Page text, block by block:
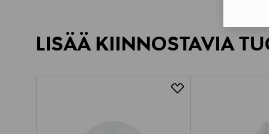
LISÄÄ KIINNOSTAVIA